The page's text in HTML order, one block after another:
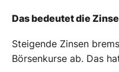
Das bedeutet die
Steigende Zinsen
Börsenkurse ab. Das